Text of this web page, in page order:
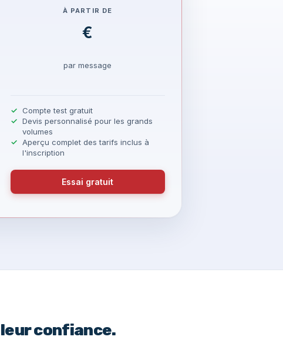
confiance.
À PARTIR DE
€
par message
Compte test gratuit
Devis personnalisé pour les grands
volumes
Aperçu complet des tarifs inclus à
l'inscription
Essai gratuit